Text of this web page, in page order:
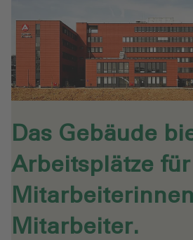
Das Gebäude
Arbeitsplätze
Mitarbeiter.